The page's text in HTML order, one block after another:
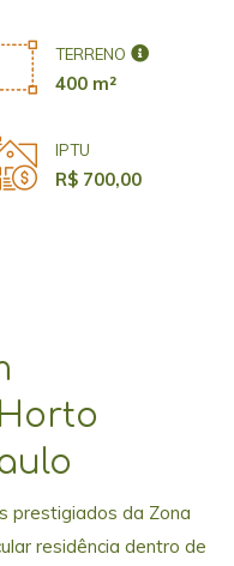
TERRENO
400 m²
IPTU
R$ 700,00
prestigiados da Zona
residência dentro de